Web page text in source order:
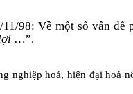
11/98: Về một số vấn đề
…”.
nghiệp hoá, hiện đại hoá